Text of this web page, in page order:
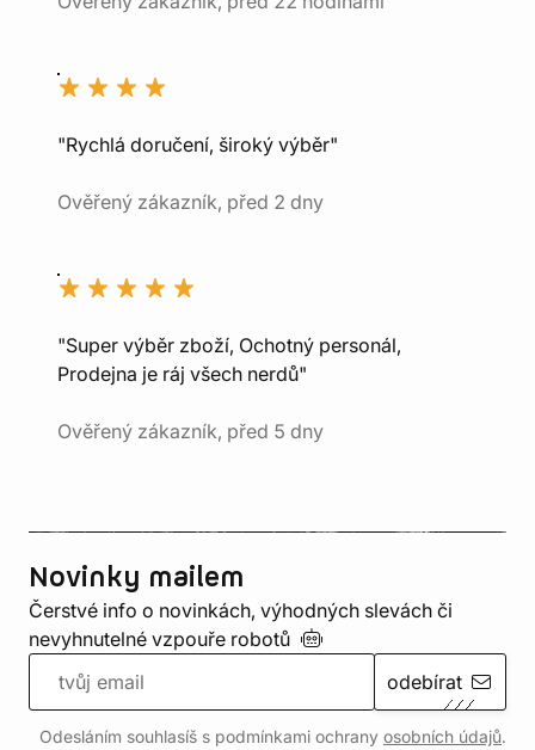
"Rychlá doručení, široký výběr"
Ověřený zákazník, před 2 dny
"Super výběr zboží, Ochotný personál,
Prodejna je ráj všech nerdů"
Ověřený zákazník, před 5 dny
Novinky mailem
Čerstvé info o novinkách, výhodných slevách či
nevyhnutelné vzpouře robotů
odebírat
Odesláním souhlasíš s podmínkami ochrany osobních údajů.